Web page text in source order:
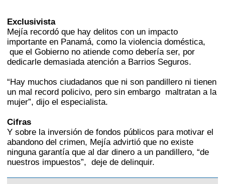
Exclusivista
Mejía recordó que hay delitos con un impacto
importante en Panamá, como la violencia doméstica,
que el Gobierno no atiende como debería ser, por
dedicarle demasiada atención a Barrios Seguros.
“Hay muchos ciudadanos que ni son pandillero ni tienen
un mal record policivo, pero sin embargo maltratan a la
mujer”, dijo el especialista.
Cifras
Y sobre la inversión de fondos públicos para motivar el
abandono del crimen, Mejía advirtió que no existe
ninguna garantía que al dar dinero a un pandillero, “de
nuestros impuestos”, deje de delinquir.